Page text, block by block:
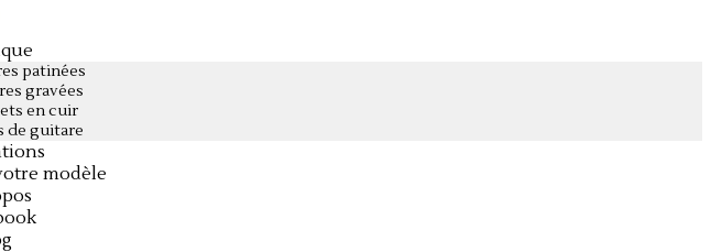
patinées
gravées
en cuir
de guitare
modèle